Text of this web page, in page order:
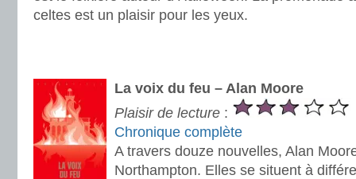
celtes est un plaisir pour les yeux.
La voix du feu – Alan Moore
Plaisir de lecture :
Chronique complète
A travers douze nouvelles, Alan
Northampton. Elles se situent à